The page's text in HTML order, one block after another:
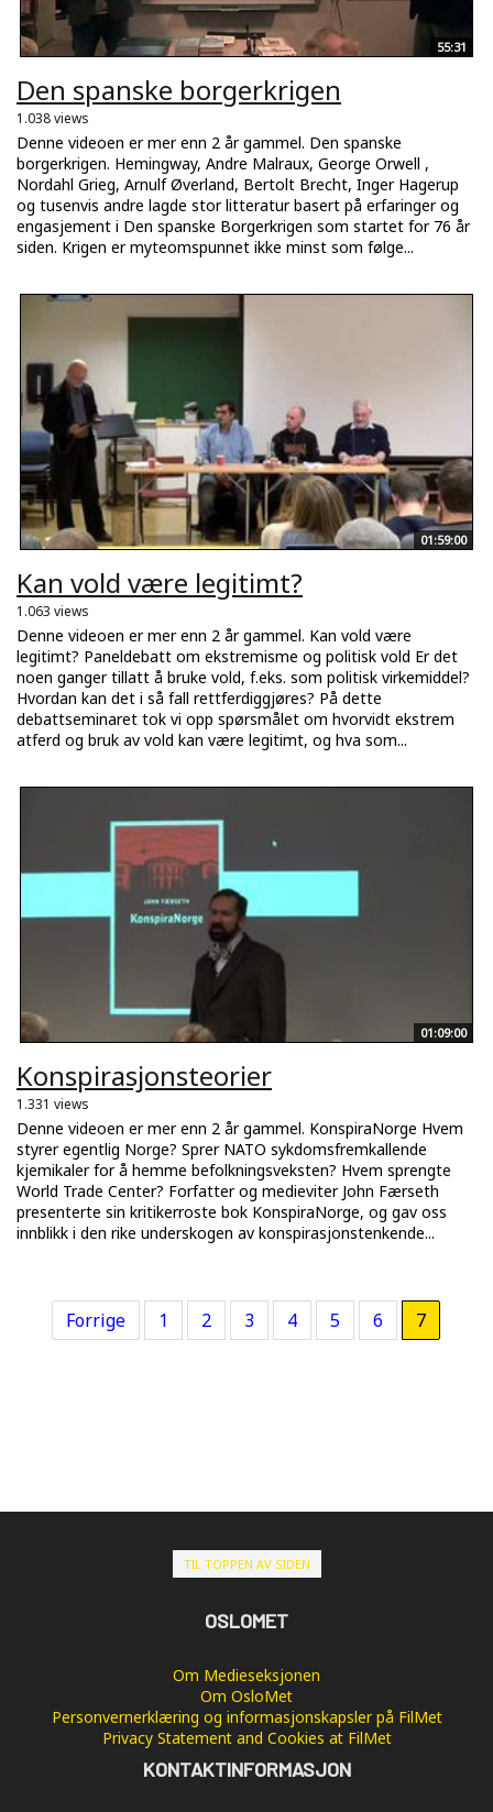
55:31
Den spanske borgerkrigen
1.038 views
Denne videoen er mer enn 2 år gammel. Den spanske
borgerkrigen. Hemingway, Andre Malraux, George Orwell ,
Nordahl Grieg, Arnulf Øverland, Bertolt Brecht, Inger Hagerup
og tusenvis andre lagde stor litteratur basert på erfaringer og
engasjement i Den spanske Borgerkrigen som startet for 76 år
siden. Krigen er myteomspunnet ikke minst som følge...
01:59:00
Kan vold være legitimt?
1.063 views
Denne videoen er mer enn 2 år gammel. Kan vold være
legitimt? Paneldebatt om ekstremisme og politisk vold Er det
noen ganger tillatt å bruke vold, f.eks. som politisk virkemiddel?
Hvordan kan det i så fall rettferdiggjøres? På dette
debattseminaret tok vi opp spørsmålet om hvorvidt ekstrem
atferd og bruk av vold kan være legitimt, og hva som...
01:09:00
Konspirasjonsteorier
1.331 views
Denne videoen er mer enn 2 år gammel. KonspiraNorge Hvem
styrer egentlig Norge? Sprer NATO sykdomsfremkallende
kjemikaler for å hemme befolkningsveksten? Hvem sprengte
World Trade Center? Forfatter og medieviter John Færseth
presenterte sin kritikerroste bok KonspiraNorge, og gav oss
innblikk i den rike underskogen av konspirasjonstenkende...
Forrige 1 2 3 4 5 6 7
TIL TOPPEN AV SIDEN
OSLOMET
Om Medieseksjonen
Om OsloMet
Personvernerklæring og informasjonskapsler på FilMet
Privacy Statement and Cookies at FilMet
KONTAKTINFORMASJON